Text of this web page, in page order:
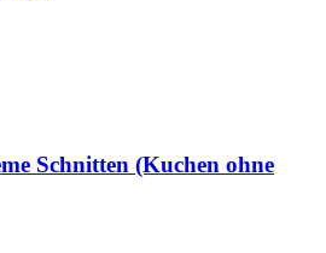
Schnitten (Kuchen ohne